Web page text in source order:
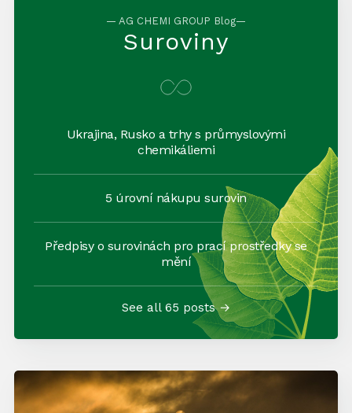
— AG CHEMI GROUP Blog—
Suroviny
Ukrajina, Rusko a trhy s průmyslovými
chemikáliemi
5 úrovní nákupu surovin
Předpisy o surovinách pro prací prostředky se
mění
See all 65 posts →